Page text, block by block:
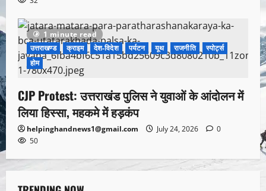
1 minute read
उत्तराखण्ड
क्राइम देश-विदेश पर्यटन यूथ राजनीति
स्पोर्ट्स
होम
CJP Protest: उत्तराखंड पुलिस ने युवाओं के आंदोलन में
लिया हिस्सा, महकमे में हड़कंप
helpinghandnews1@gmail.com July 24, 2026
0
50